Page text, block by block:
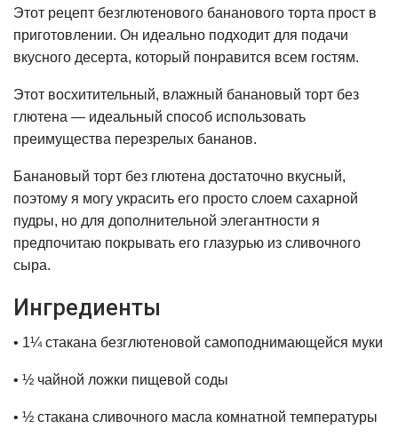
Этот рецепт безглютенового бананового торта прост в
приготовлении. Он идеально подходит для подачи
вкусного десерта, который понравится всем гостям.
Этот восхитительный, влажный банановый торт без
глютена — идеальный способ использовать
преимущества перезрелых бананов.
Банановый торт без глютена достаточно вкусный,
поэтому я могу украсить его просто слоем сахарной
пудры, но для дополнительной элегантности я
предпочитаю покрывать его глазурью из сливочного
сыра.
Ингредиенты
• 1¼ стакана безглютеновой самоподнимающейся муки
• ½ чайной ложки пищевой соды
• ½ стакана сливочного масла комнатной температуры